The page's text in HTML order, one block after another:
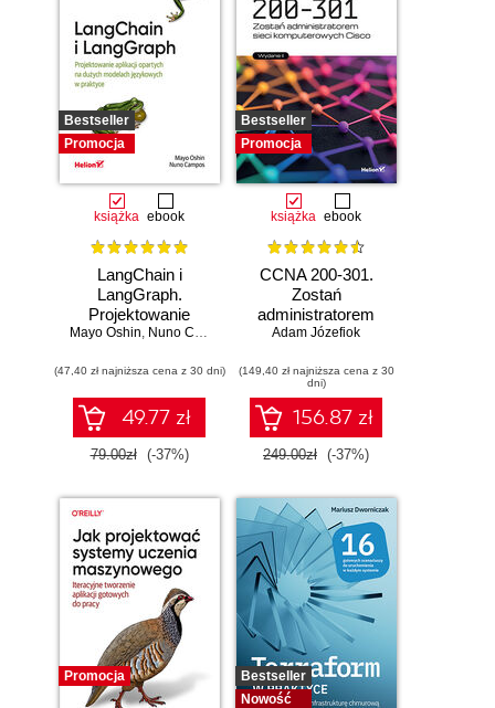
Bestseller
Promocja
książka ebook
LangChain i
LangGraph.
Projektowanie
aplikacji opartych
modelach
językowych w
praktyce
Mayo Oshin, Nuno Campos
(47,40 zł najniższa cena z 30 dni)
49.77 zł
79.00zł (-37%)
Bestseller
Promocja
książka ebook
CCNA 200-301.
Zostań
administratorem
sieci
Cisco. Wydanie II
Adam Józefiok
(149,40 zł najniższa cena z 30
dni)
156.87 zł
249.00zł (-37%)
Promocja
Bestseller
Nowość